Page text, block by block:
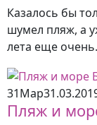
Казалось бы
шумел пляж, а
лета еще
31Мар
Пляж и